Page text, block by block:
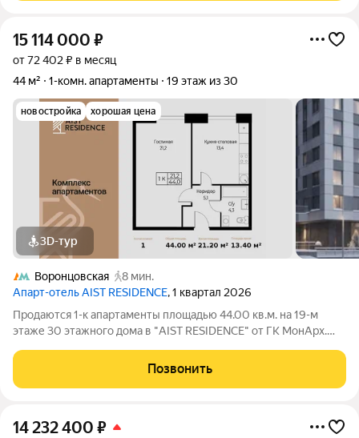
15 114 000 ₽
от 72 402 ₽ в месяц
44 м²
1-комн. апартаменты 19 этаж из 30
новостройка хорошая цена
3D-тур
Воронцовская
8 мин.
Апарт-отель AIST RESIDENCE, 1 квартал 2026
Продаются 1-к апартаменты площадью 44.00 кв.м. на 19-м
этаже 30 этажного дома в "AIST RESIDENCE" от ГК МонАрх.
стремится к гармонии между динамичной городской жизнью и
отдыхом на природе.
Позвонить
14 232 400 ₽